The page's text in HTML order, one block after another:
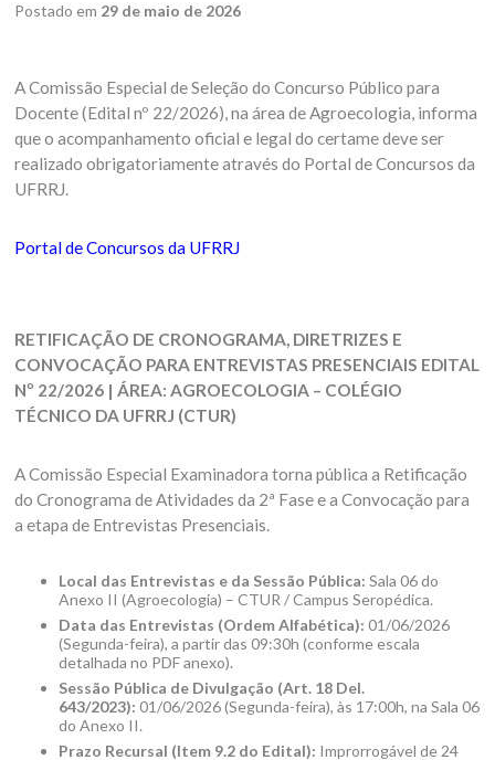
Postado em 29 de maio de 2026
A Comissão Especial de Seleção do Concurso Público para
Docente (Edital nº 22/2026), na área de Agroecologia, informa
que o acompanhamento oficial e legal do certame deve ser
realizado obrigatoriamente através do Portal de Concursos da
UFRRJ.
Portal de Concursos da UFRRJ
RETIFICAÇÃO DE CRONOGRAMA, DIRETRIZES E
CONVOCAÇÃO PARA ENTREVISTAS PRESENCIAIS EDITAL
Nº 22/2026 | ÁREA: AGROECOLOGIA – COLÉGIO
TÉCNICO DA UFRRJ (CTUR)
A Comissão Especial Examinadora torna pública a Retificação
do Cronograma de Atividades da 2ª Fase e a Convocação para
a etapa de Entrevistas Presenciais.
Local das Entrevistas e da Sessão Pública: Sala 06 do
Anexo II (Agroecologia) – CTUR / Campus Seropédica.
Data das Entrevistas (Ordem Alfabética): 01/06/2026
(Segunda-feira), a partir das 09:30h (conforme escala
detalhada no PDF anexo).
Sessão Pública de Divulgação (Art. 18 Del.
643/2023): 01/06/2026 (Segunda-feira), às 17:00h, na Sala 06
do Anexo II.
Prazo Recursal (Item 9.2 do Edital): Improrrogável de 24